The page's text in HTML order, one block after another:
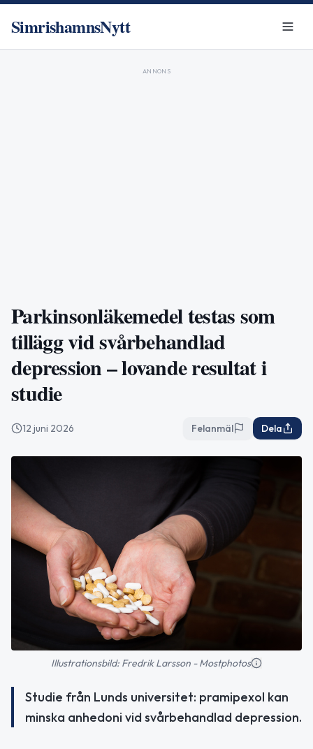
SimrishamnsNytt
ANNONS
Parkinsonläkemedel testas som
tillägg vid svårbehandlad
depression – lovande resultat i
studie
12 juni 2026 Felanmäl Dela
Illustrationsbild: Fredrik Larsson - Mostphotos
Studie från Lunds universitet: pramipexol kan
minska anhedoni vid svårbehandlad depression.